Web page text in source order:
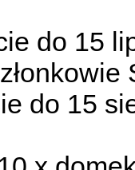
do 15
do 15